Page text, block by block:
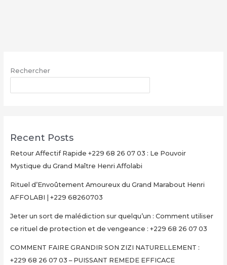
|
68260703
Rechercher
Recent Posts
Retour Affectif Rapide +229 68 26 07 03 : Le Pouvoir
Mystique du Grand Maître Henri Affolabi
Rituel d’Envoûtement Amoureux du Grand Marabout Henri
AFFOLABI | +229 68260703
Jeter un sort de malédiction sur quelqu’un : Comment utiliser
ce rituel de protection et de vengeance : +229 68 26 07 03
COMMENT FAIRE GRANDIR SON ZIZI NATURELLEMENT :
+229 68 26 07 03 – PUISSANT REMEDE EFFICACE